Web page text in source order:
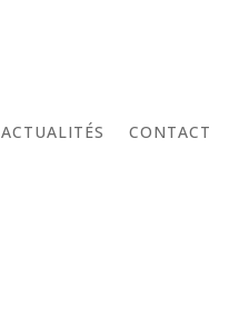
ACTUALITÉS CONTACT